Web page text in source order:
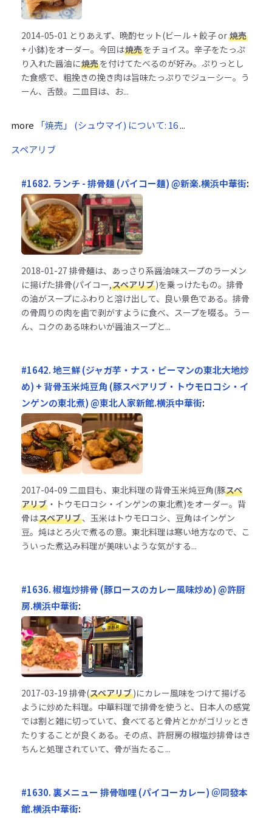
2014-05-01 とりあえず、晩酌セット(ビール + 餃子 or 焼売
+ 小鉢)をオーダー。今回は焼売をチョイス。辛子をたっぷ
り入れた醤油に焼売を付けてたべるのが好み。ぷりっとし
た食感で、粗挽きの挽き肉は旨味たっぷりでジューシー。う
ーん、舌鼓。二皿目は、お...
more 「焼売」 (シュウマイ) について: 16...
スペアリブ
#1682. ランチ - 排骨麺 (パイコー麺) @新楽.横浜中華街:
2018-01-27 排骨麺は、あっさり系醤油味スープのラーメン
に揚げた排骨(パイコー,スペアリブ)を乗っけたもの。排骨
の油がスープにふわりと溶け出して、良い景色である。排骨
の骨周りの肉を歯で剥がすように食べ、スープを啜る。うー
ん、コクのある味わいが醤油スープと...
#1642. 地三鮮 (ジャガ芋・ナス・ピーマンの東北大地炒
め) + 背骨玉米炖豆角 (豚スペアリブ・トウモロコシ・イ
ンゲンの東北煮) @東北人家新館.横浜中華街:
2017-04-09 二皿目も、東北料理の背骨玉米炖豆角(豚スペ
アリブ ・トウモロコシ・インゲンの東北煮)をオーダー。背
骨はスペアリブ、玉米はトウモロコシ、豆角はインゲン
豆。炖はとろ火で煮るの意。東北料理は寒い地方なので、こ
ういった煮込み料理が美味いような気がする...
#1636. 椒塩炒排骨 (豚ロースのカレー風味炒め) @許厨
房.横浜中華街:
2017-03-19 排骨(スペアリブ)にカレー風味をつけて揚げる
ように炒めた料理。中華料理で排骨を使うと、日本人の感覚
では割と雑に切っていて、食べてると骨片とかがゴリッとき
たりすることが良くある。その点、許厨房の椒塩炒排骨はき
ちんと処理されていて、骨が当たるこ...
#1630. 裏メニュー 排骨咖哩 (パイコーカレー) ＠同發本
館.横浜中華街: